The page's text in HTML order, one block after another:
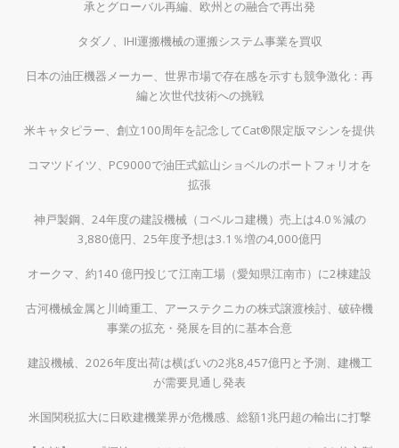
承とグローバル再編、欧州との融合で再出発
タダノ、IHI運搬機械の運搬システム事業を買収
日本の油圧機器メーカー、世界市場で存在感を示すも競争激化：再
編と次世代技術への挑戦
米キャタピラー、創立100周年を記念してCat®限定版マシンを提供
コマツドイツ、PC9000で油圧式鉱山ショベルのポートフォリオを
拡張
神戸製鋼、24年度の建設機械（コベルコ建機）売上は4.0％減の
3,880億円、25年度予想は3.1％増の4,000億円
オークマ、約140 億円投じて江南工場（愛知県江南市）に2棟建設
古河機械金属と川崎重工、アーステクニカの株式譲渡検討、破砕機
事業の拡充・発展を目的に基本合意
建設機械、2026年度出荷は横ばいの2兆8,457億円と予測、建機工
が需要見通し発表
米国関税拡大に日欧建機業界が危機感、総額1兆円超の輸出に打撃